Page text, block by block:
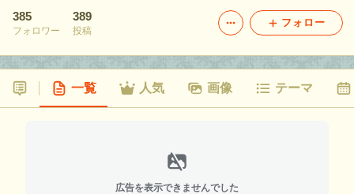
385
フォロワー
389
投稿
フォロー
一覧 人気 画像 テーマ
広告を表示できませんでした